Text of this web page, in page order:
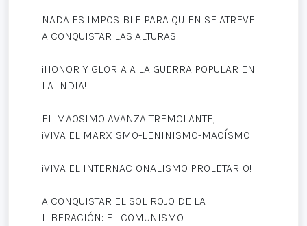
NADA ES IMPOSIBLE PARA QUIEN SE ATREVE
A CONQUISTAR LAS ALTURAS
¡HONOR Y GLORIA A LA GUERRA POPULAR EN
LA INDIA!
EL MAOSIMO AVANZA TREMOLANTE,
¡VIVA EL MARXISMO-LENINISMO-MAOÍSMO!
¡VIVA EL INTERNACIONALISMO PROLETARIO!
A CONQUISTAR EL SOL ROJO DE LA
LIBERACIÓN: EL COMUNISMO